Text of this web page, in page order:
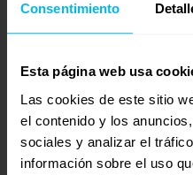
Consentimiento
Esta página web usa
Las cookies de este sitio
el contenido y los
sociales y analizar el
información sobre el uso
Si lo prefieres puedes
donde te ayudaremos y
compromiso.